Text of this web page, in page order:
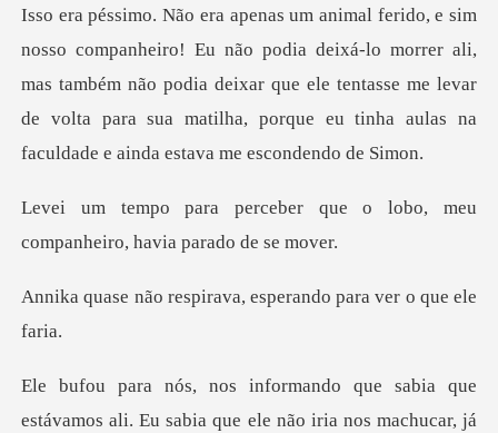
deixá-lo morrer ali,
mas também não podia deixar que ele tentasse me levar
de volta par
que o lobo, meu
companheiro
irava, esperando para
Eu sabia que ele não iria nos machucar, já